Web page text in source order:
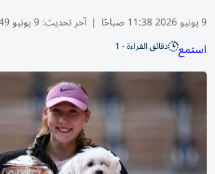
9 يونيو 2026 11:38 صباحًا | آخر تحديث:9 يونيو 11:49 2026
استمع دقائق القراءة - 1